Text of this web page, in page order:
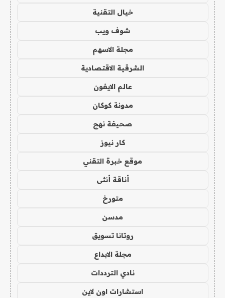
خيال التقنية
شوف ويب
مجلة الاسهم
الشرقية الاقتصادية
عالم الايفون
مدونة كوكان
صحيفة نهج
كار نيوز
موقع خبرة التقني
أناقة أنثى
متورخ
مدسن
روتانا تسويق
مجلة الابداع
نادي الترددات
استشارات اون لاين